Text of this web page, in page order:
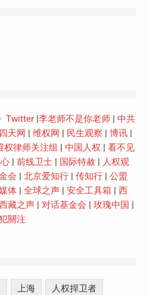
Twitter| 李老师不是你老师| 中共
天网 维权网 民生观察 博讯|
权律师关注组 中国人权
看不见
| 前线卫士| 国际特赦
人权观
会 北京爱知行| 传知行| 公盟
体| 全球之声| 安全工具箱
西
藏之声| 对话基金会 玫瑰中国
關注
上海 人权捍卫者